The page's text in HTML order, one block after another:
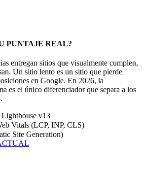
PUNTAJE REAL?
entregan sitios que visualmente cumplen,
Un sitio lento es un sitio que pierde
en Google. En 2026, la
es el único diferenciador que separa a los
v13
Vitals (LCP, INP, CLS)
Site Generation)